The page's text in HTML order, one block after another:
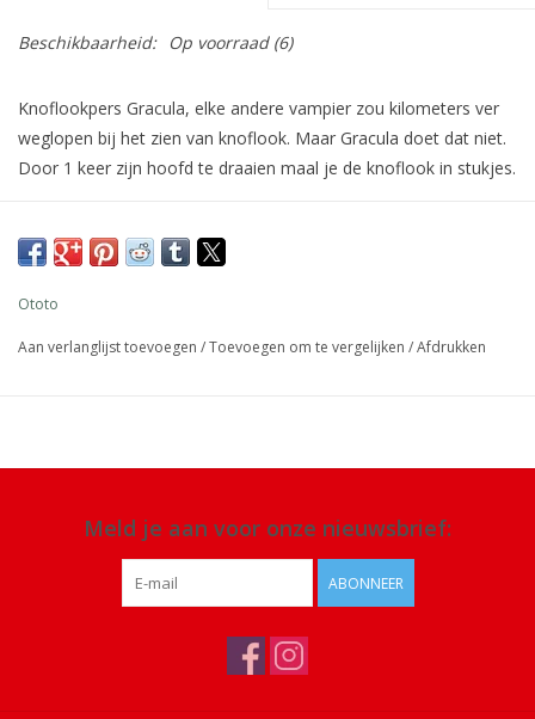
Beschikbaarheid: Op voorraad(6)
Knoflookpers Gracula, elke andere vampier zou kilometers ver
weglopen bij het zien van knoflook. Maar Gracula doet dat niet.
Door 1 keer zijn hoofd te draaien maal je de knoflook in stukjes.
Materiaal: polypropyleen
Ototo
Aan verlanglijst toevoegen /Toevoegen om te vergelijken /Afdrukken
Meld je aan voor onze nieuwsbrief:
ABONNEER